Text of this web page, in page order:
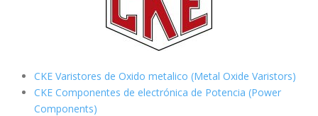
CKE Varistores de Oxido metalico (Metal Oxide Varistors)
CKE Componentes de electrónica de Potencia (Power
Components)